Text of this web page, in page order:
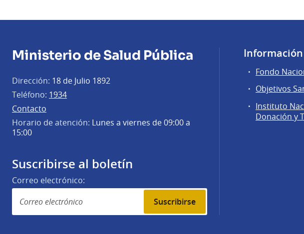
Ministerio de Salud Pública
Dirección: 18 de Julio 1892
Teléfono: 1934
Contacto
Horario de atención: Lunes a viernes de 09:00 a
15:00
Suscribirse al boletín
Correo electrónico:
Suscribirse
Fondo
Objetivos
Instituto
Donación y